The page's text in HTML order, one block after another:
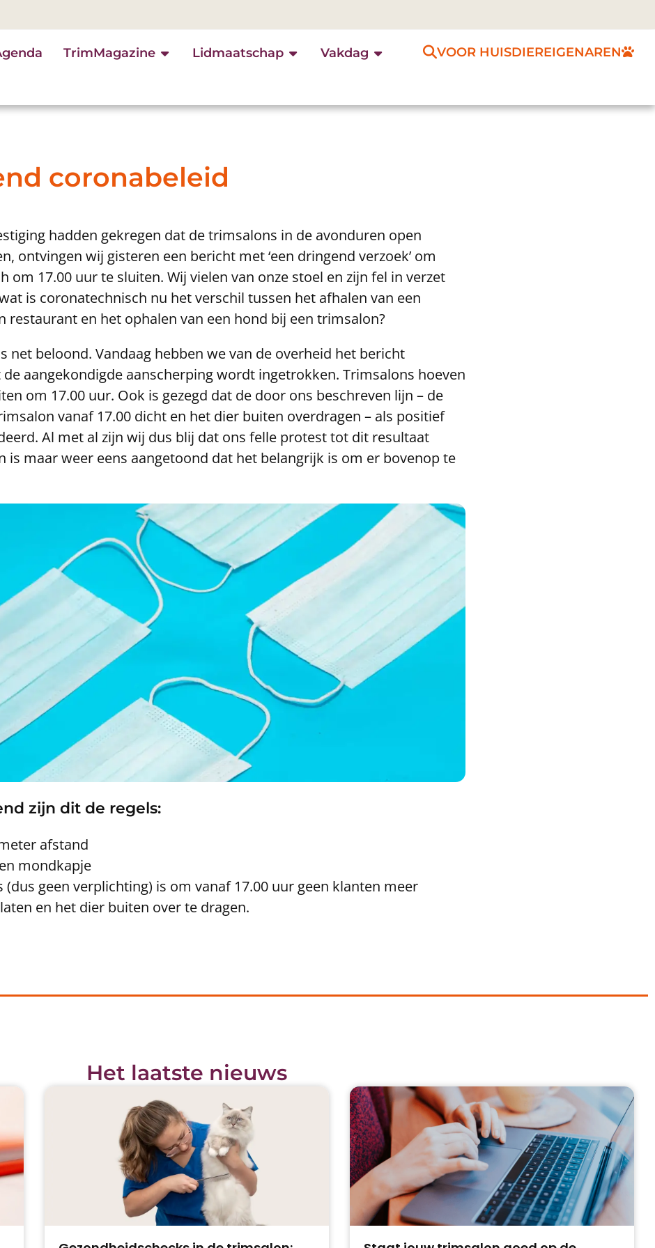
TrimMagazine Lidmaatschap Vakdag VOOR HUISDIEREIGENAREN
coronabeleid
hadden gekregen dat de trimsalons in de avonduren open
ontvingen wij gisteren een bericht met ‘een dringend verzoek’ om
om 17.00 uur te sluiten. Wij vielen van onze stoel en zijn fel in verzet
is coronatechnisch nu het verschil tussen het afhalen van een
restaurant en het ophalen van een hond bij een trimsalon?
net beloond. Vandaag hebben we van de overheid het bericht
aangekondigde aanscherping wordt ingetrokken. Trimsalons hoeven
om 17.00 uur. Ook is gezegd dat de door ons beschreven lijn – de
vanaf 17.00 dicht en het dier buiten overdragen – als positief
Al met al zijn wij dus blij dat ons felle protest tot dit resultaat
is maar weer eens aangetoond dat het belangrijk is om er bovenop te
zijn dit de regels:
afstand
mondkapje
(dus geen verplichting) is om vanaf 17.00 uur geen klanten meer
en het dier buiten over te dragen.
Het laatste nieuws